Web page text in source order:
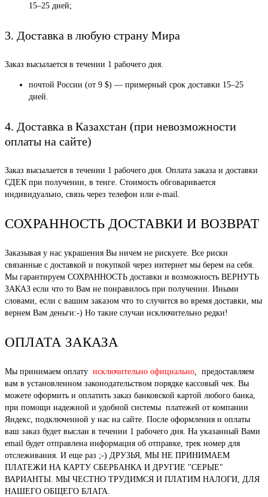
15–25 дней;
3. Доставка в любую страну Мира
Заказ высылается в течении 1 рабочего дня.
почтой России (от 9 $) — примерный срок доставки 15–25
дней.
4. Доставка в Казахстан (при невозможности
оплаты на сайте)
Заказ высылается в течении 1 рабочего дня. Оплата заказа и доставки
СДЕК при получении, в тенге. Стоимость обговаривается
индивидуально, связь через телефон или e-mail.
СОХРАННОСТЬ ДОСТАВКИ И ВОЗВРАТ
Заказывая у нас украшения Вы ничем не рискуете. Все риски
связанные с доставкой и покупкой через интернет мы берем на себя.
Мы гарантируем СОХРАННОСТЬ доставки и возможность ВЕРНУТЬ
ЗАКАЗ если что то Вам не понравилось при получении. Иными
словами, если с вашим заказом что то случится во время доставки, мы
вернем Вам деньги:-) Но такие случаи исключительно редки!
ОПЛАТА ЗАКАЗА
Мы принимаем оплату исключительно официально, предоставляем
вам в установленном законодательством порядке кассовый чек. Вы
можете оформить и оплатить заказ банковской картой любого банка,
при помощи надежной и удобной системы платежей от компании
Яндекс, подключенной у нас на сайте. После оформления и оплаты
ваш заказ будет выслан в течении 1 рабочего дня. На указанный Вами
email будет отправлена информация об отправке, трек номер для
отслеживания. И еще раз ;-) ДРУЗЬЯ, МЫ НЕ ПРИНИМАЕМ
ПЛАТЕЖИ НА КАРТУ СБЕРБАНКА И ДРУГИЕ "СЕРЫЕ"
ВАРИАНТЫ. МЫ ЧЕСТНО ТРУДИМСЯ И ПЛАТИМ НАЛОГИ, ДЛЯ
НАШЕГО ОБЩЕГО БЛАГА.